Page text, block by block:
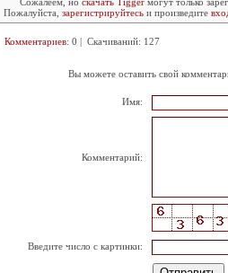
Пожалуйста, зарегистрируйтесьи произведите
Комментариев: 0 | Скачиваний: 127
Вы можете оставить свой
Имя:
Комментарий:
Введите число с картинки: